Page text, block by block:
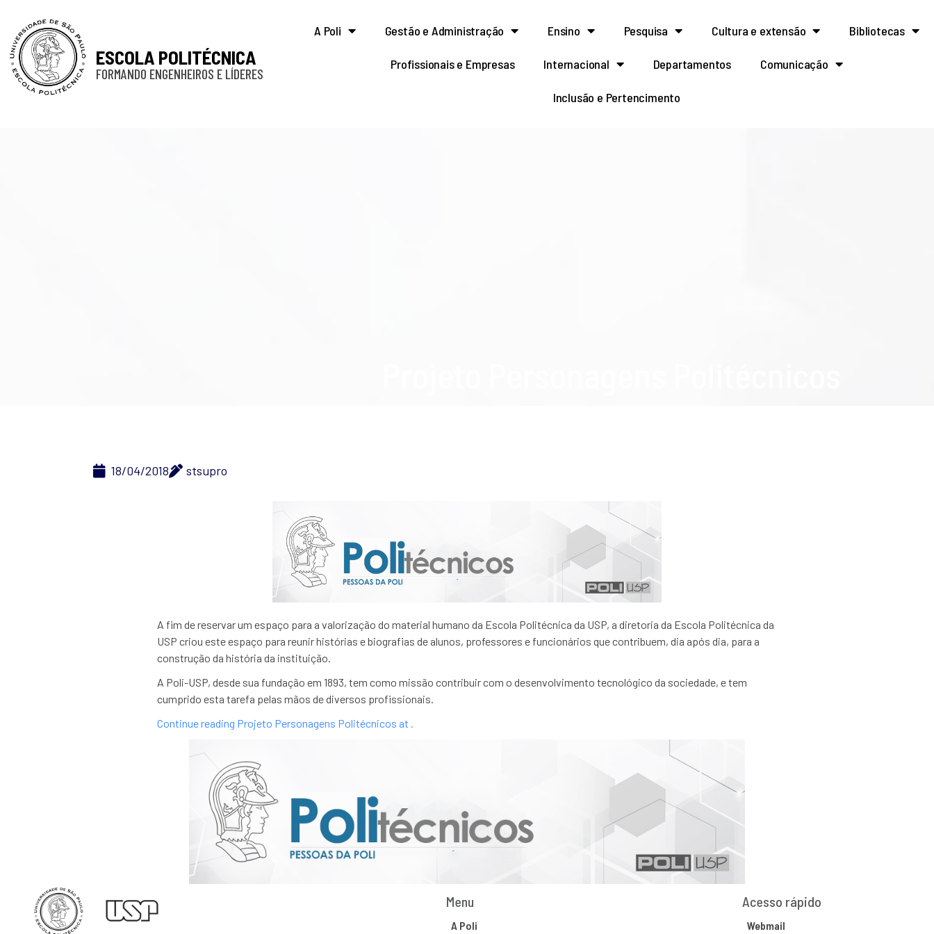
ESCOLA POLITÉCNICA
FORMANDO ENGENHEIROS E LÍDERES
A Poli Gestão e Administração Ensino Pesquisa Cultura e extensão Bibliotecas
Profissionais e Empresas Internacional Departamentos Comunicação
Inclusão e Pertencimento
18/04/2018 stsupro
A fim de reservar um espaço para a valorização do material humano da Escola Politécnica da USP, a diretoria da Escola Politécnica da
USP criou este espaço para reunir histórias e biografias de alunos, professores e funcionários que contribuem, dia após dia, para a
construção da história da instituição.
A Poli-USP, desde sua fundação em 1893, tem como missão contribuir com o desenvolvimento tecnológico da sociedade, e tem
cumprido esta tarefa pelas mãos de diversos profissionais.
Continue reading Projeto Personagens Politécnicos at .
Menu
A Poli
Acesso rápido
Webmail